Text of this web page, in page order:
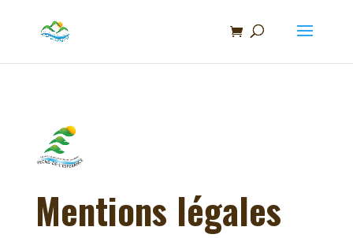
Mentions légales